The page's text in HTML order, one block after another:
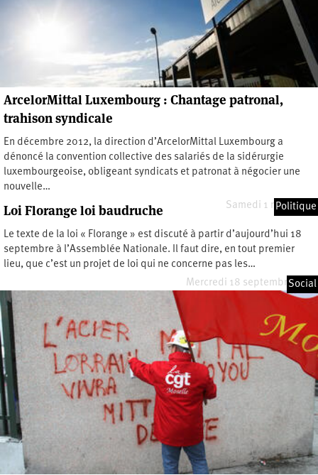
ArcelorMittal Luxembourg : Chantage patronal,
trahison syndicale
En décembre 2012, la direction d’ArcelorMittal Luxembourg a
dénoncé la convention collective des salariés de la sidérurgie
luxembourgeoise, obligeant syndicats et patronat à négocier une
nouvelle…
Samedi 1 mars 2014
Politique
Loi Florange loi baudruche
Le texte de la loi « Florange » est discuté à partir d’aujourd’hui 18
septembre à l’Assemblée Nationale. Il faut dire, en tout premier
lieu, que c’est un projet de loi qui ne concerne pas les…
Mercredi 18 septembre 2013
Social